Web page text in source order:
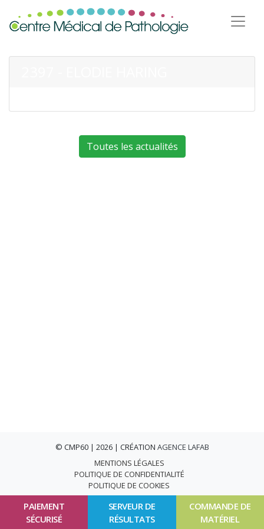
PAIEMENT
SÉCURISÉ
SERVEUR DE
RÉSULTATS
COMMANDE DE
MATÉRIEL
Toutes les actualités
© CMP60 | 2026 | CRÉATION AGENCE LAFAB
MENTIONS LÉGALES
POLITIQUE DE CONFIDENTIALITÉ
POLITIQUE DE COOKIES